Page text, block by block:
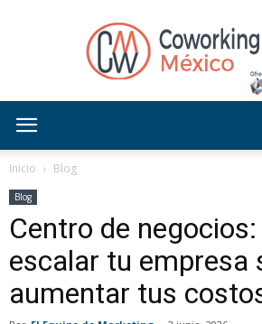
Inicio Blog
Blog
Centro de
escalar tu empresa
aumentar tus